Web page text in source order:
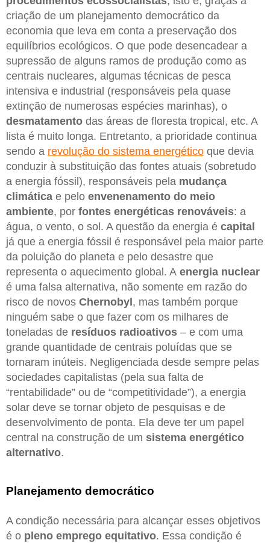
criação de um planejamento democrático da
economia que leva em conta a preservação dos
equilíbrios ecológicos. O que pode desencadear a
supressão de alguns ramos de produção como as
centrais nucleares, algumas técnicas de pesca
intensiva e industrial (responsáveis pela quase
extinção de numerosas espécies marinhas), o
desmatamento das áreas de floresta tropical, etc. A
lista é muito longa. Entretanto, a prioridade continua
sendo a revolução do sistema energético que devia
conduzir à substituição das fontes atuais (sobretudo
a energia fóssil), responsáveis pela mudança
climática e pelo envenenamento do meio
ambiente, por fontes energéticas renováveis: a
água, o vento, o sol. A questão da energia é capital
já que a energia fóssil é responsável pela maior parte
da poluição do planeta e pelo desastre que
representa o aquecimento global. A energia nuclear
é uma falsa alternativa, não somente em razão do
risco de novos Chernobyl, mas também porque
ninguém sabe o que fazer com os milhares de
toneladas de resíduos radioativos – e com uma
grande quantidade de centrais poluídas que se
tornaram inúteis. Negligenciada desde sempre pelas
sociedades capitalistas (pela sua falta de
“rentabilidade” ou de “competitividade”), a energia
solar deve se tornar objeto de pesquisas e de
desenvolvimento de ponta. Ela deve ter um papel
central na construção de um sistema energético
alternativo.
Planejamento democrático
A condição necessária para alcançar esses objetivos
é o pleno emprego equitativo. Essa condição é